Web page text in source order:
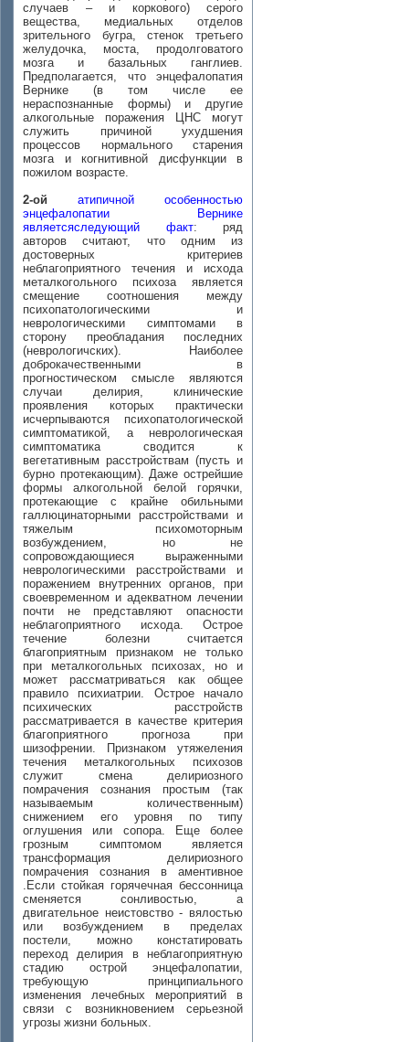
случаев – и коркового) серого
вещества, медиальных отделов
зрительного бугра, стенок третьего
желудочка, моста, продолговатого
мозга и базальных ганглиев.
Предполагается, что энцефалопатия
Вернике (в том числе ее
нераспознанные формы) и другие
алкогольные поражения ЦНС могут
служить причиной ухудшения
процессов нормального старения
мозга и когнитивной дисфункции в
пожилом возрасте.
2-ой
атипичной особенностью
энцефалопатии Вернике
являетсяследующий факт: ряд
авторов считают, что одним из
достоверных критериев
неблагоприятного течения и исхода
металкогольного психоза является
смещение соотношения между
психопатологическими и
неврологическими симптомами в
сторону преобладания последних
(неврологичских). Наиболее
доброкачественными в
прогностическом смысле являются
случаи делирия, клинические
проявления которых практически
исчерпываются психопатологической
симптоматикой, а неврологическая
симптоматика сводится к
вегетативным расстройствам (пусть и
бурно протекающим). Даже острейшие
формы алкогольной белой горячки,
протекающие с крайне обильными
галлюцинаторными расстройствами и
тяжелым психомоторным
возбуждением, но не
сопровождающиеся выраженными
неврологическими расстройствами и
поражением внутренних органов, при
своевременном и адекватном лечении
почти не представляют опасности
неблагоприятного исхода. Острое
течение болезни считается
благоприятным признаком не только
при металкогольных психозах, но и
может рассматриваться как общее
правило психиатрии. Острое начало
психических расстройств
рассматривается в качестве критерия
благоприятного прогноза при
шизофрении. Признаком утяжеления
течения металкогольных психозов
служит смена делириозного
помрачения сознания простым (так
называемым количественным)
снижением его уровня по типу
оглушения или сопора. Еще более
грозным симптомом является
трансформация делириозного
помрачения сознания в аментивное
.Если стойкая горячечная бессонница
сменяется сонливостью, а
двигательное неистовство - вялостью
или возбуждением в пределах
постели, можно констатировать
переход делирия в неблагоприятную
стадию острой энцефалопатии,
требующую принципиального
изменения лечебных мероприятий в
связи с возникновением серьезной
угрозы жизни больных.